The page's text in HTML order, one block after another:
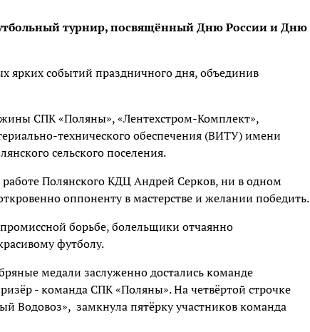
турнир, посвящённый Дню России и Дню
ярких событий праздничного дня, объединив
СПК «Поляны», «Лентехстром-Комплект»,
технического обеспечения (ВИТУ) имени
сельского поселения.
Полянского КДЦ Андрей Серков, ни в одном
оппоненту в мастерстве и желании победить.
борьбе, болельщики отчаянно
футболу.
медали заслуженно достались команде
- команда СПК «Поляны». На четвёртой строчке
Водовоз», замкнула пятёрку участников команда